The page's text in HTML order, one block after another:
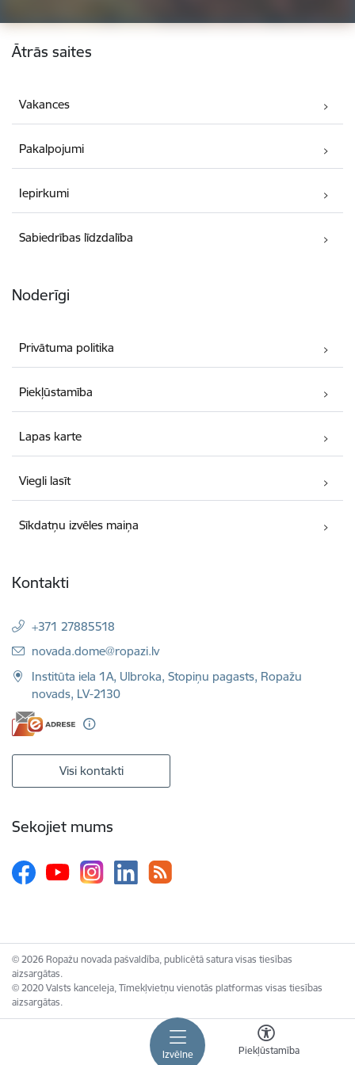
Izvēlne Piekļūstamība
Kājene
Ātrās saites
Vakances
Pakalpojumi
Iepirkumi
Sabiedrības līdzdalība
Noderīgi
Privātuma politika
Piekļūstamība
Lapas karte
Viegli lasīt
Sīkdatņu izvēles maiņa
Kontakti
+371 27885518
E-pasts:
novada.dome@ropazi.lv
Institūta iela 1A, Ulbroka, Stopiņu pagasts, Ropažu
novads, LV-2130
Visi kontakti
Sekojiet mums
© 2026 Ropažu novada pašvaldība, publicētā satura visas tiesības
aizsargātas.
© 2020 Valsts kanceleja, Tīmekļvietņu vienotās platformas visas tiesības
aizsargātas.